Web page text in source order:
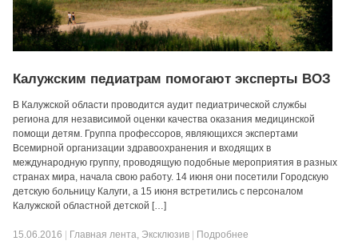
Калужским педиатрам помогают эксперты ВОЗ
В Калужской области проводится аудит педиатрической службы
региона для независимой оценки качества оказания медицинской
помощи детям. Группа профессоров, являющихся экспертами
Всемирной организации здравоохранения и входящих в
международную группу, проводящую подобные мероприятия в разных
странах мира, начала свою работу. 14 июня они посетили Городскую
детскую больницу Калуги, а 15 июня встретились с персоналом
Калужской областной детской […]
15.06.2016 Главная лента, Эксклюзив Подробнее